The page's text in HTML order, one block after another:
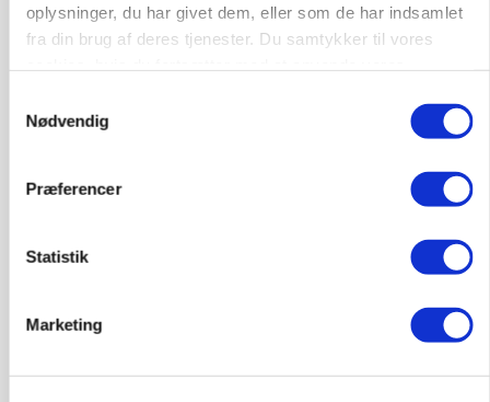
oplysninger, du har givet dem, eller som de har indsamlet
fra din brug af deres tjenester. Du samtykker til vores
Nødvendig
Præferencer
Statistik
Marketing
protestgruppe vil demonstrere mod ny
gødskningslov
kan den ændre din bedrift fra 2027